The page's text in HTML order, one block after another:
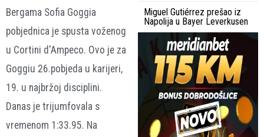
Bergama Sofia Goggia
pobjednica je spusta voženog
u Cortini d'Ampeco. Ovo je za
Goggiu 26.pobjeda u karijeri,
19. u najbržoj disciplini.
Danas je trijumfovala s
vremenom 1:33.95. Na
Miguel Gutiérrez prešao iz
Napolija u Bayer Leverkusen